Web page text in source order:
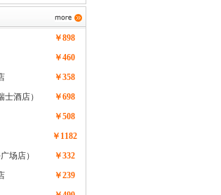
￥898
￥460
￥358
酒店）
￥698
￥508
￥1182
场店）
￥332
￥239